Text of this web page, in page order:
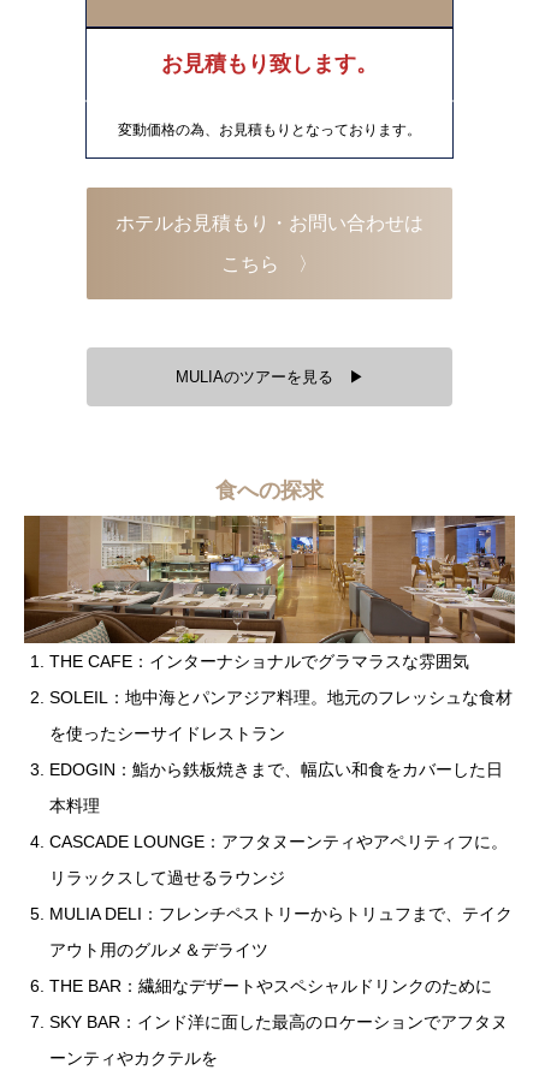
お見積もり致します。
変動価格の為、お見積もりとなっております。
ホテルお見積もり・お問い合わせは
こちら 〉
MULIAのツアーを見る ▶
食への探求
THE CAFE：インターナショナルでグラマラスな雰囲気
SOLEIL：地中海とパンアジア料理。地元のフレッシュな食材
を使ったシーサイドレストラン
EDOGIN：鮨から鉄板焼きまで、幅広い和食をカバーした日
本料理
CASCADE LOUNGE：アフタヌーンティやアペリティフに。
リラックスして過せるラウンジ
MULIA DELI：フレンチペストリーからトリュフまで、テイク
アウト用のグルメ＆デライツ
THE BAR：繊細なデザートやスペシャルドリンクのために
SKY BAR：インド洋に面した最高のロケーションでアフタヌ
ーンティやカクテルを